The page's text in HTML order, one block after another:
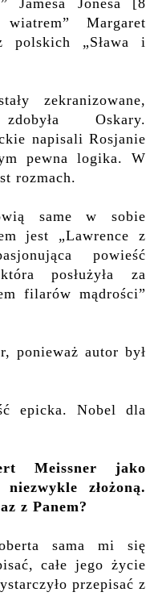
Jamesa Jonesa [8
Margaret
„Sława i
zekranizowane,
Oskary.
napisali Rosjanie
pewna logika. W
rozmach.
same w sobie
jest „Lawrence z
powieść
posłużyła za
filarów mądrości”
ponieważ autor był
epicka. Nobel dla
Meissner jako
złożoną.
z Panem?
sama mi się
całe jego życie
przepisać z